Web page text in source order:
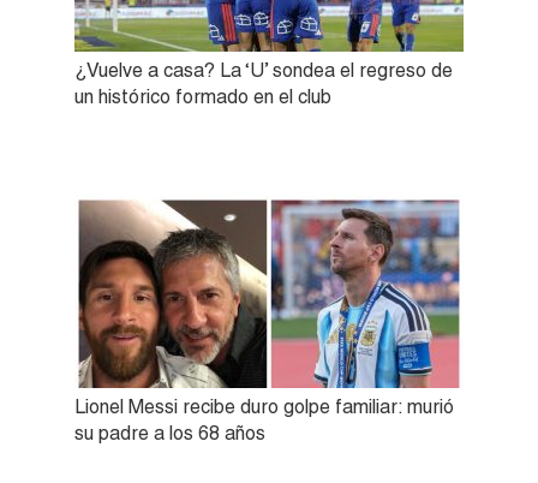
¿Vuelve a casa? La ‘U’ sondea el regreso de
un histórico formado en el club
Lionel Messi recibe duro golpe familiar: murió
su padre a los 68 años